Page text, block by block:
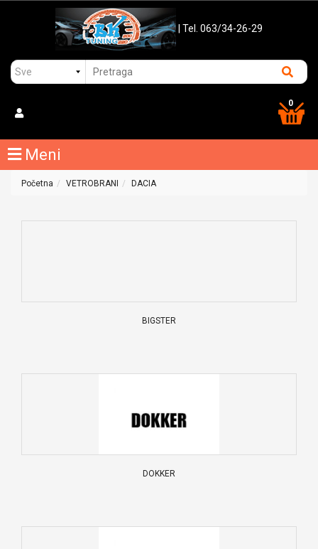
| Tel. 063/34-26-29
0
Meni
Početna VETROBRANI DACIA
BIGSTER
DOKKER